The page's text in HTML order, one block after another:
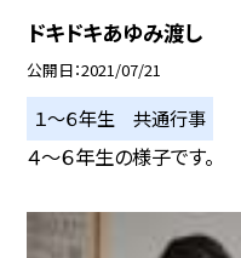
ドキドキあゆみ渡し
公開日 2021/07/21
１〜６年生 共通行事
４〜６年生の様子です。